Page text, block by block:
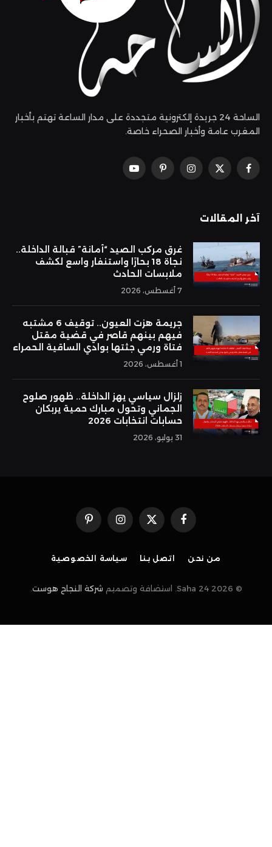
الساحة 24 جريدة إلكترونية متجددة على مدار الساعة تهتم بأخبار
المغرب عامة وأخبار الصحراء خاصة.
فيسبوك
X
الانستغرامبينتيريستيوتيوب
آخر المقالات
غرق مركب الصيد “أمانة” قبالة الداخلة..
نجاة 18 بحارًا واستنفار واسع لكشف
ملابسات الحادث
7 أغسطس، 2026
جريمة هزت العيون.. توقيف 6 مشتبه
فيهم بينهم قاصر في قضية مقتل
فتاة ورمي جثتها بوادي الساقية الحمراء
1 أغسطس، 2026
زلزال سياسي يهز الداخلة.. ظهور صلوح
الجماني وتحول مبارك حمية يربكان
حسابات انتخابات 2026
31 يوليو، 2026
فيسبوكX
(Twitter)
الانستغرامبينتيريست
من نحن اتصل بنا سياسة الخصوصية
© 2026 Saha 24. استضافة وتصميم شركة النجاح هوست